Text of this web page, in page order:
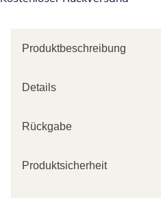
Produktbeschreibung
Details
Rückgabe
Produktsicherheit